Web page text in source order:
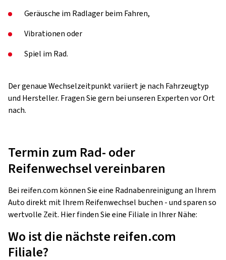
Geräusche im Radlager beim Fahren,
Vibrationen oder
Spiel im Rad.
Der genaue Wechselzeitpunkt variiert je nach Fahrzeugtyp
und Hersteller. Fragen Sie gern bei unseren Experten vor Ort
nach.
Termin zum Rad- oder
Reifenwechsel vereinbaren
Bei reifen.com können Sie eine Radnabenreinigung an Ihrem
Auto direkt mit Ihrem Reifenwechsel buchen - und sparen so
wertvolle Zeit. Hier finden Sie eine Filiale in Ihrer Nähe:
Wo ist die nächste reifen.com
Filiale?